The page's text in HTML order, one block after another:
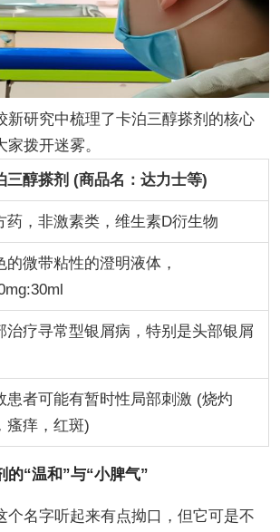
新研究中梳理了卡泊三醇搽剂的核心
拨开迷雾。
三醇搽剂 (商品名：达力士等)
药，非激素类，维生素D衍生物
的微带粘性的澄明液体，
治疗寻常型银屑病，特别是头部银屑
患者可能有暂时性局部刺激 (烧灼
瘙痒，红斑)
的“温和”与“小脾气”
个名字听起来有点拗口，但它可是不